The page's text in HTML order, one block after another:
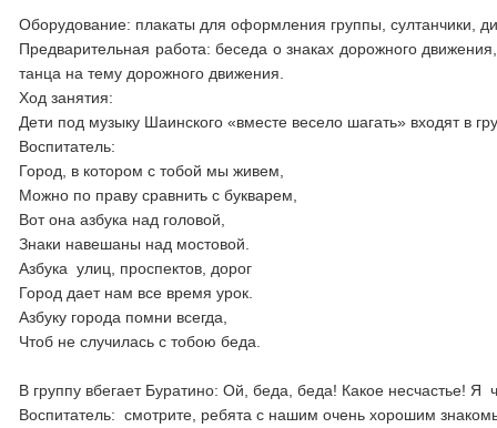
Оборудование: плакаты для оформления группы, султанчики,
Предварительная работа: беседа о знаках дорожного
танца на тему дорожного движения.
Ход занятия:
Дети под музыку Шаинского «вместе весело шагать» входят в
Воспитатель:
Город, в котором с тобой мы живем,
Можно по праву сравнить с букварем,
Вот она азбука над головой,
Знаки навешаны над мостовой.
Азбука улиц, проспектов, дорог
Город дает нам все время урок.
Азбуку города помни всегда,
Чтоб не случилась с тобою беда.
В группу вбегает Буратино: Ой, беда, беда! Какое несчастье! Я
Воспитатель: смотрите, ребята с нашим очень хорошим